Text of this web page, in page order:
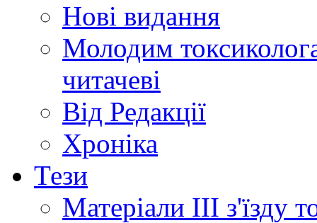
Нові видання
Молодим
читачеві
Від Редакції
Хроніка
Тези
Матеріали ІІІ з'їзду